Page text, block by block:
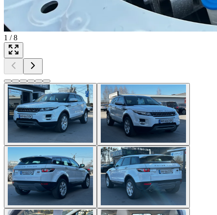
1 /8